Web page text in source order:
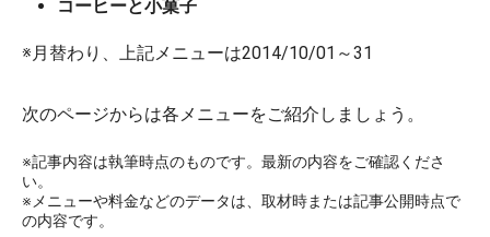
コーヒーと小菓子
※月替わり、上記メニューは2014/10/01～31
次のページからは各メニューをご紹介しましょう。
※記事内容は執筆時点のものです。最新の内容をご確認くださ
い。
※メニューや料金などのデータは、取材時または記事公開時点で
の内容です。